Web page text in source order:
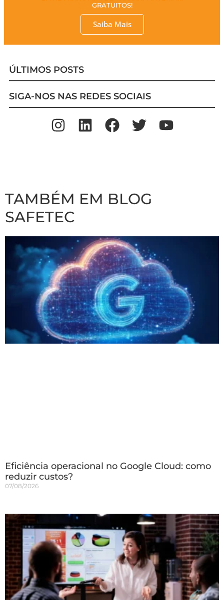
GRATUITOS!
Saiba Mais
ÚLTIMOS POSTS
SIGA-NOS NAS REDES SOCIAIS
TAMBÉM EM BLOG
SAFETEC
Eficiência operacional no Google Cloud: como
reduzir custos?
07/08/2026